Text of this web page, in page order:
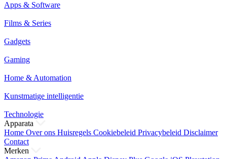
Apps & Software
Films & Series
Gadgets
Gaming
Home & Automation
Kunstmatige intelligentie
Technologie
Apparata
Home Over ons Huisregels Cookiebeleid Privacybeleid Disclaimer
Contact
Merken